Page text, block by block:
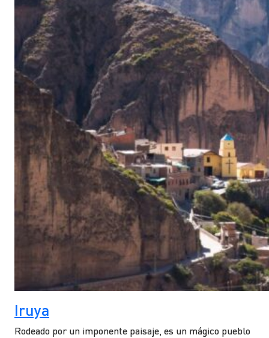
Iruya
Rodeado por un imponente paisaje, es un mágico pueblo